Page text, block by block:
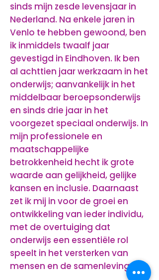
sinds mijn zesde levensjaar in
Nederland. Na enkele jaren in
Venlo te hebben gewoond, ben
ik inmiddels twaalf jaar
gevestigd in Eindhoven. Ik ben
al achttien jaar werkzaam in het
onderwijs; aanvankelijk in het
middelbaar beroepsonderwijs
en sinds drie jaar in het
voorgezet speciaal onderwijs. In
mijn professionele en
maatschappelijke
betrokkenheid hecht ik grote
waarde aan gelijkheid, gelijke
kansen en inclusie. Daarnaast
zet ik mij in voor de groei en
ontwikkeling van ieder individu,
met de overtuiging dat
onderwijs een essentiële rol
speelt in het versterken van
mensen en de samenleving.